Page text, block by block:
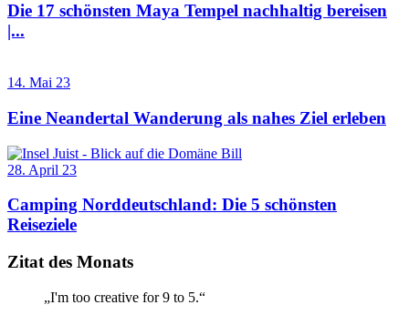
Die 17 schönsten Maya Tempel nachhaltig bereisen
|...
14. Mai 23
Eine Neandertal Wanderung als nahes Ziel erleben
28. April 23
Camping Norddeutschland: Die 5 schönsten
Reiseziele
Zitat des Monats
„I'm too creative for 9 to 5.“